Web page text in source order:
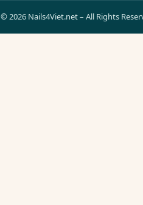
© 2026 Nails4Viet.net – All Rights